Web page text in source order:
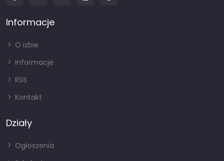
Informacje
O izbie
Informacje
RSS
Kontakt
Działy
Ogłoszenia